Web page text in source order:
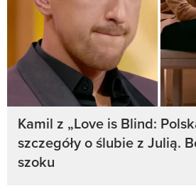
Kamil z „Love is Blind:
szczegóły o ślubie z Julią.
szoku